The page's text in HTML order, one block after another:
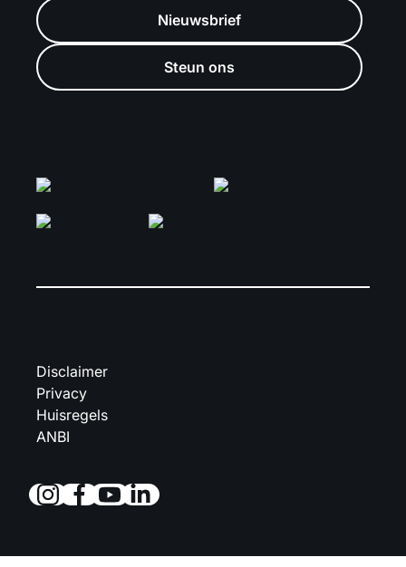
Nieuwsbrief
Steun ons
Disclaimer
Privacy
Huisregels
ANBI